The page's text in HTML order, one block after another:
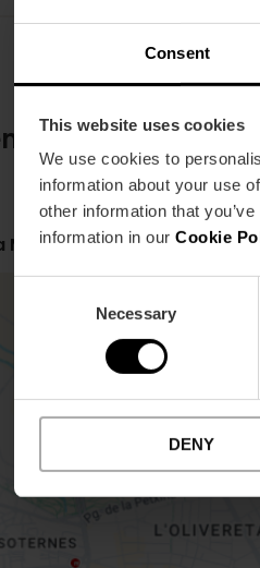
Consent
This website uses cookies
We use cookies to
information about your use
other information that
information in our Cookie
Necessary
DENY
s'y rendre
Mare Nostrum, 50 46120